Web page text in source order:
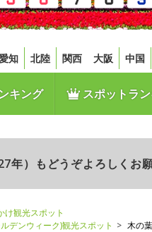
知 北陸 関西 大阪 中国
キング スポットラ
）もどうぞよろしくお願
け観光スポット
デンウィーク)観光スポット 木の